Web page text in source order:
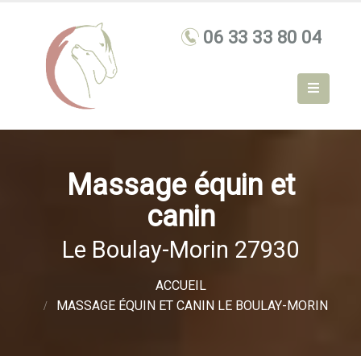
Massage équin et
canin
Le Boulay-Morin 27930
ACCUEIL
MASSAGE ÉQUIN ET CANIN LE BOULAY-MORIN